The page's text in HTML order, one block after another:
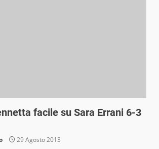
facile su Sara Errani 6-3
29 Agosto 2013